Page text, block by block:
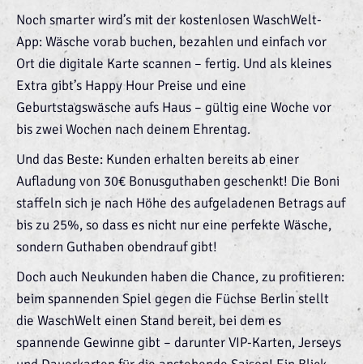
Noch smarter wird’s mit der kostenlosen WaschWelt-
App: Wäsche vorab buchen, bezahlen und einfach vor
Ort die digitale Karte scannen – fertig. Und als kleines
Extra gibt’s Happy Hour Preise und eine
Geburtstagswäsche aufs Haus – gültig eine Woche vor
bis zwei Wochen nach deinem Ehrentag.
Und das Beste: Kunden erhalten bereits ab einer
Aufladung von 30€ Bonusguthaben geschenkt! Die Boni
staffeln sich je nach Höhe des aufgeladenen Betrags auf
bis zu 25%, so dass es nicht nur eine perfekte Wäsche,
sondern Guthaben obendrauf gibt!
Doch auch Neukunden haben die Chance, zu profitieren:
beim spannenden Spiel gegen die Füchse Berlin stellt
die WaschWelt einen Stand bereit, bei dem es
spannende Gewinne gibt – darunter VIP-Karten, Jerseys